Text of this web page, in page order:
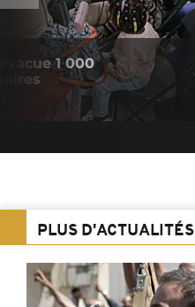
1 000
PLUS D'ACTUALITÉS